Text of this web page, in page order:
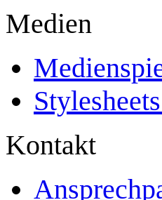
Medien
Kontakt